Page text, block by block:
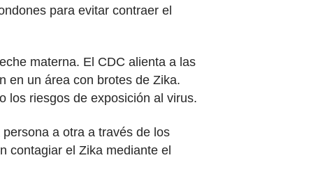
para evitar contraer el
materna. El CDC alienta a las
en un área con brotes de Zika.
los riesgos de exposición al virus.
a otra a través de los
contagiar el Zika mediante el